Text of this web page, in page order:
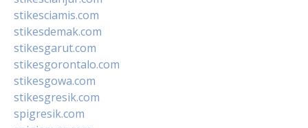
stikesciamis.com
stikesdemak.com
stikesgarut.com
stikesgorontalo.com
stikesgowa.com
stikesgresik.com
spigresik.com